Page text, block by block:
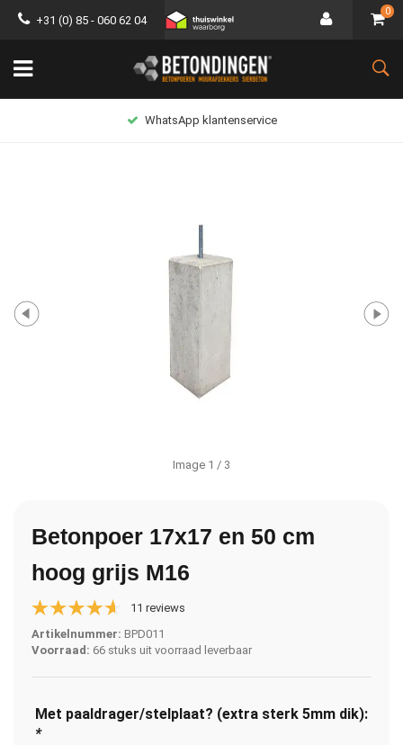
+31 (0) 85 - 060 62 04
0
Lage verzendkosten
Image 1 / 3
Betonpoer 17x17 en 50 cm
hoog grijs M16
11 reviews
Artikelnummer: BPD011
Voorraad: 66 stuks uit voorraad leverbaar
Met paaldrager/stelplaat? (extra sterk 5mm dik):
*